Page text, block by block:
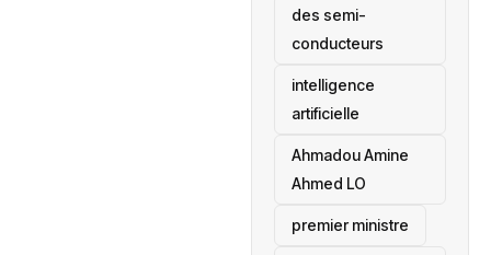
des semi-
conducteurs
intelligence
artificielle
Ahmadou Amine
Ahmed LO
premier ministre